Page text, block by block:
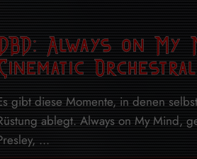
Always on My
gibt diese Momente, in denen
ablegt. Always on My Mind,
...